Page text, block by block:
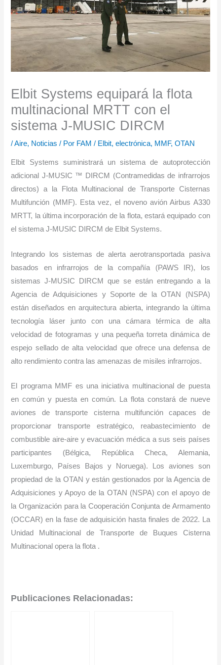
Elbit Systems equipará la flota
multinacional MRTT con el
sistema J-MUSIC DIRCM
/Aire, Noticias / Por FAM/ Elbit,electrónica, MMF,OTAN
Elbit Systems suministrará un sistema de autoprotección
adicional J-MUSIC ™ DIRCM (Contramedidas de infrarrojos
directos) a la Flota Multinacional de Transporte Cisternas
Multifunción (MMF). Esta vez, el noveno avión Airbus A330
MRTT, la última incorporación de la flota, estará equipado con
el sistema J-MUSIC DIRCM de Elbit Systems.
Integrando los sistemas de alerta aerotransportada pasiva
basados ​​en infrarrojos de la compañía (PAWS IR), los
sistemas J-MUSIC DIRCM que se están entregando a la
Agencia de Adquisiciones y Soporte de la OTAN (NSPA)
están diseñados en arquitectura abierta, integrando la última
tecnología láser junto con una cámara térmica de alta
velocidad de fotogramas y una pequeña torreta dinámica de
espejo sellado de alta velocidad que ofrece una defensa de
alto rendimiento contra las amenazas de misiles infrarrojos.
El programa MMF es una iniciativa multinacional de puesta
en común y puesta en común. La flota constará de nueve
aviones de transporte cisterna multifunción capaces de
proporcionar transporte estratégico, reabastecimiento de
combustible aire-aire y evacuación médica a sus seis países
participantes (Bélgica, República Checa, Alemania,
Luxemburgo, Países Bajos y Noruega). Los aviones son
propiedad de la OTAN y están gestionados por la Agencia de
Adquisiciones y Apoyo de la OTAN (NSPA) con el apoyo de
la Organización para la Cooperación Conjunta de Armamento
(OCCAR) en la fase de adquisición hasta finales de 2022. La
Unidad Multinacional de Transporte de Buques Cisterna
Multinacional opera la flota .
Publicaciones Relacionadas: